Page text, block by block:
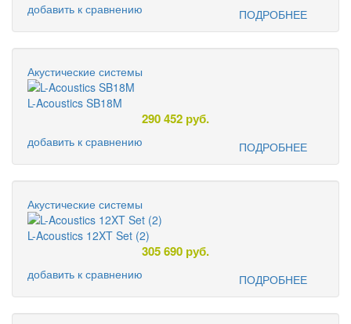
ПОДРОБНЕЕ
добавить к сравнению
Акустические системы
L-Acoustics SB18M
290 452 руб.
ПОДРОБНЕЕ
добавить к сравнению
Акустические системы
L-Acoustics 12XT Set (2)
305 690 руб.
ПОДРОБНЕЕ
добавить к сравнению